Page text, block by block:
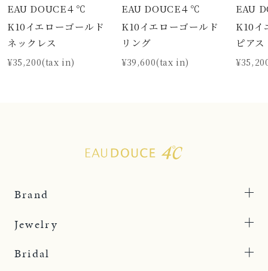
EAU DOUCE４℃
K10イエローゴールド
ネックレス
¥35,200(tax in)
EAU DOUCE４℃
K10イエローゴールド
リング
¥39,600(tax in)
EAU
K10イ
ピアス
Brand
Jewelry
Bridal